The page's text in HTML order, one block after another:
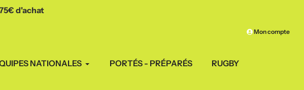
48h 🚀
Mon compte
NATIONALES PORTÉS - PRÉPARÉS
RUGBY